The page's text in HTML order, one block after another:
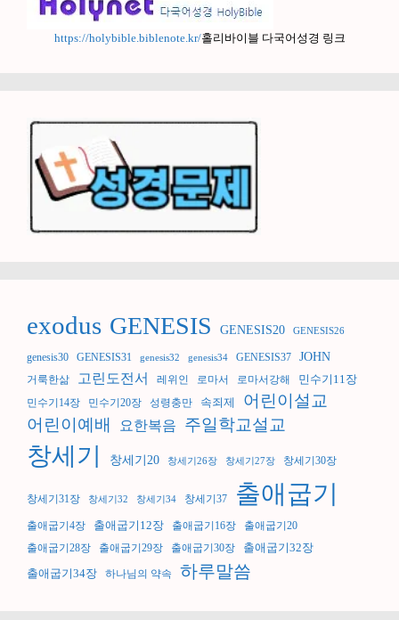
https://holybible.biblenote.kr/홀리바이블 다국어성경 링크
exodus GENESIS GENESIS20 GENESIS26
genesis30 GENESIS31 genesis32 genesis34 GENESIS37 JOHN
거룩한삶 고린도전서 레위인 로마서 로마서강해 민수기11장
민수기14장 민수기20장 성령충만 속죄제
어린이설교
어린이예배
요한복음 주일학교설교
창세기 창세기20 창세기26장 창세기27장 창세기30장
창세기31장 창세기32 창세기34 창세기37 출애굽기
출애굽기4장 출애굽기12장 출애굽기16장
출애굽기20
출애굽기28장
출애굽기29장 출애굽기30장 출애굽기32장
출애굽기34장 하나님의 약속 하루말씀